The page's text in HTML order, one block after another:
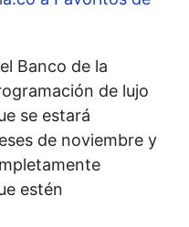
Banco de la
de lujo
se estará
de noviembre y
estén